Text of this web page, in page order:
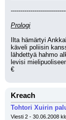
Prologi
Ilta hämärtyi
käveli poliisin
lähdettyä hahmo
levisi
€
Kreach
Tohtori Xuirin
Viesti 2 - 30.06.2008